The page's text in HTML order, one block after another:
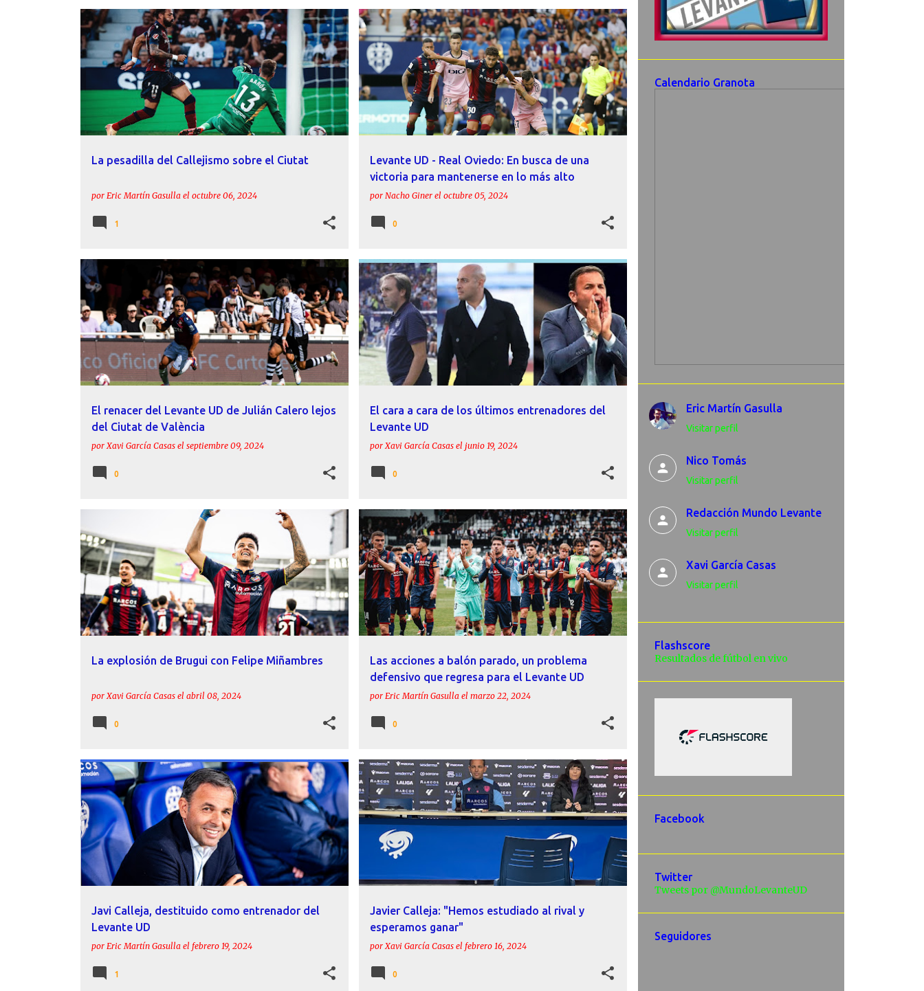
La pesadilla del Callejismo sobre el Ciutat
por Eric Martín Gasulla el octubre 06, 2024
CALLEJA CRÓNICAS LEVANTE UD REAL OVIEDO
1
Levante UD - Real Oviedo: En busca de una
victoria para mantenerse en lo más alto
por Nacho Giner el octubre 05, 2024
ACTUALIDAD CALLEJA JULIÁN CALERO LEVANTE UD
PREVIAS +
REAL OVIEDO
0
El renacer del Levante UD de Julián Calero lejos
del Ciutat de València
porXavi García Casas el septiembre 09, 2024
ACTUALIDAD CALLEJA ESTADÍSTICAS
FELIPE MIÑAMBRES INFORME +
JULIÁN CALERO
0
El cara a cara de los últimos entrenadores del
Levante UD
porXavi García Casas el junio 19, 2024
ANÁLISIS CALLEJA FELIPE MIÑAMBRES INFORME
LEVANTE UD +
MEHDI NAFTI
0
La explosión de Brugui con Felipe Miñambres
porXavi García Casas el abril 08, 2024
BRUGUI ESTADÍSTICAS FELIPE MIÑAMBRES
LEVANTE UD
0
Las acciones a balón parado, un problema
defensivo que regresa para el Levante UD
por Eric Martín Gasulla el marzo 22, 2024
CALLEJA ESTADÍSTICAS FELIPE MIÑAMBRES
INFORME +
LEVANTE UD
0
Javi Calleja, destituido como entrenador del
Levante UD
por Eric Martín Gasulla el febrero 19, 2024
ACTUALIDAD CALLEJA FICHAJES LEVANTE UD
1
Javier Calleja: "Hemos estudiado al rival y
esperamos ganar"
porXavi García Casas el febrero 16, 2024
ACTUALIDAD CALLEJA DECLARACIONES LEVANTE UD
0
Calendario Granota
Eric Martín Gasulla
Visitar perfil
Nico Tomás
Visitar perfil
Redacción Mundo Levante
Visitar perfil
Xavi García Casas
Visitar perfil
Flashscore
Resultados de fútbol en vivo
Facebook
Twitter
Tweets por @MundoLevanteUD
Seguidores